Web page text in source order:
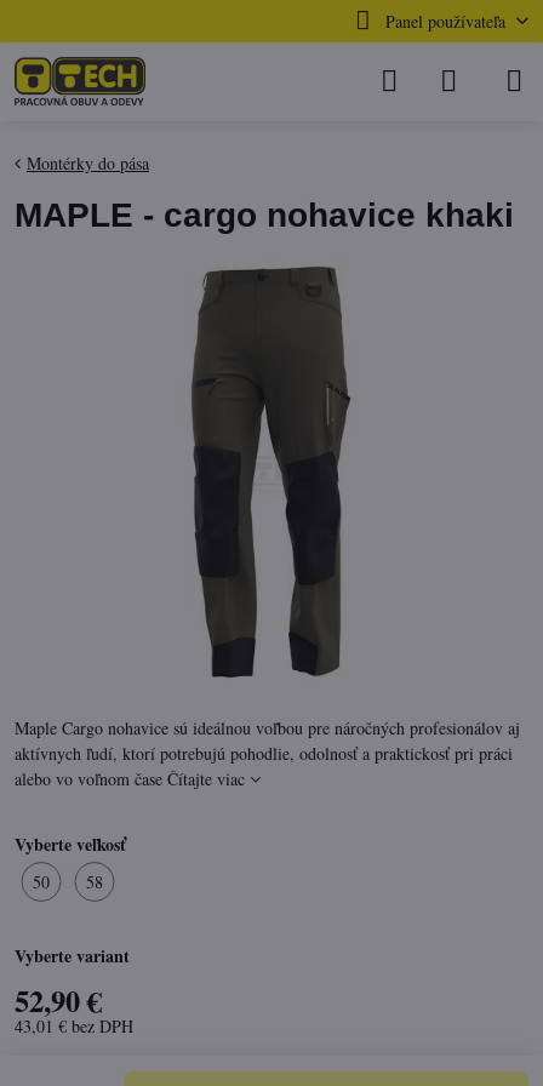
Panel používateľa
Montérky do pása
MAPLE - cargo nohavice khaki
Maple Cargo nohavice sú ideálnou voľbou pre náročných profesionálov aj
aktívnych ľudí, ktorí potrebujú pohodlie, odolnosť a praktickosť pri práci
alebo vo voľnom čase Čítajte viac
Vyberte veľkosť
50 58
Vyberte variant
52,90 €
43,01 € bez DPH